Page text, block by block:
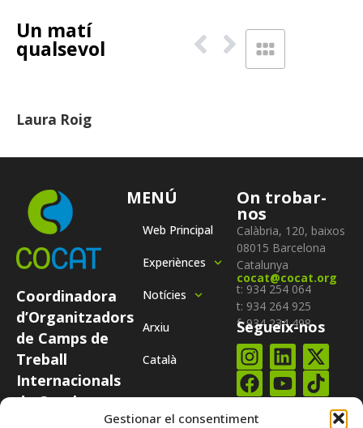
Gestionar el consentiment
Un matí
qualsevol
Laura Roig
Coordinadora
d’Organitzadors
de Camps de
Treball
Internacionals
de Catalunya
COCAT és una
MENÚ
Web Principal
Experiènces
Notícies
Arxiu
Català
On trobar-
nos
Calàbria, 120, baixos
08015 Barcelona
Catalunya
cocat@cocat.org
t: 934 254 064
t: 934 264 925
f: 934 234 498
Segueix-nos
nostre